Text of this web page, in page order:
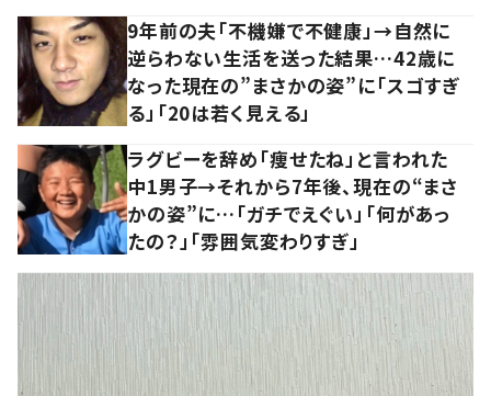
9年前の夫「不機嫌で不健康」→自然に
逆らわない生活を送った結果…42歳に
なった現在の”まさかの姿”に「スゴすぎ
る」「20は若く見える」
ラグビーを辞め「痩せたね」と言われた
中1男子→それから7年後、現在の“まさ
かの姿”に…「ガチでえぐい」「何があっ
たの？」「雰囲気変わりすぎ」